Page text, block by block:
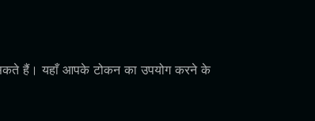
सकते हैं। यहाँ आपके टोकन का उपयोग करने के